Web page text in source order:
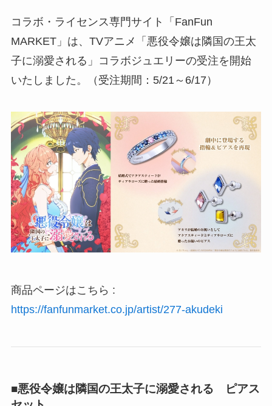
コラボ・ライセンス専門サイト「FanFun
MARKET」は、TVアニメ「悪役令嬢は隣国の王太
子に溺愛される」コラボジュエリーの受注を開始
いたしました。（受注期間：5/21～6/17）
商品ページはこちら :
https://fanfunmarket.co.jp/artist/277-akudeki
■悪役令嬢は隣国の王太子に溺愛される ピアス